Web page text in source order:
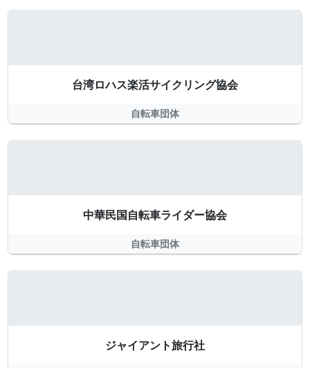
台湾ロハス楽活サイクリング協会
自転車団体
中華民国自転車ライダー協会
自転車団体
ジャイアント旅行社